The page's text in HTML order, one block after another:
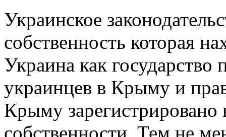
Украинское
собственность которая
Украина как государство
украинцев в Крыму и
Крыму зарегистрировано
собственности. Тем не